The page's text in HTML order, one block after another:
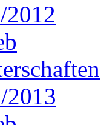
2012
2013